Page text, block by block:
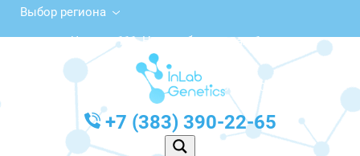
Выбор региона
ул. Чехова, 111, Новосибирск, этаж 1
с 10:00 до 20:00
График работы: Пн-Пт с 10:00 до 20:00
+7 (383) 390-22-65